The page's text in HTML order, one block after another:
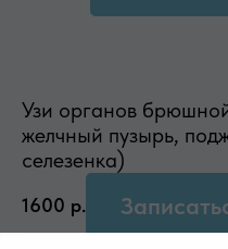
Узи органов
желчный пузырь,
селезенка)
1600 р.